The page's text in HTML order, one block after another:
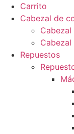
Carrito
Cabezal de
Cabezal
Cabezal
Repuestos